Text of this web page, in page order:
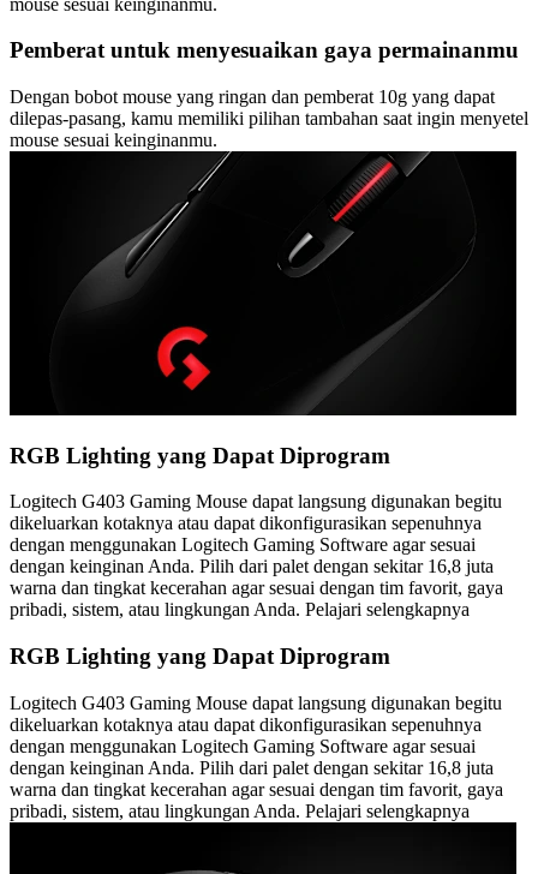
Pemberat untuk menyesuaikan gaya permainanmu
Dengan bobot mouse yang ringan dan pemberat 10g yang dapat
dilepas-pasang, kamu memiliki pilihan tambahan saat ingin menyetel
mouse sesuai keinginanmu.
RGB Lighting yang Dapat Diprogram
Logitech G403 Gaming Mouse dapat langsung digunakan begitu
dikeluarkan kotaknya atau dapat dikonfigurasikan sepenuhnya
dengan menggunakan Logitech Gaming Software agar sesuai
dengan keinginan Anda. Pilih dari palet dengan sekitar 16,8 juta
warna dan tingkat kecerahan agar sesuai dengan tim favorit, gaya
pribadi, sistem, atau lingkungan Anda. Pelajari selengkapnya
RGB Lighting yang Dapat Diprogram
Logitech G403 Gaming Mouse dapat langsung digunakan begitu
dikeluarkan kotaknya atau dapat dikonfigurasikan sepenuhnya
dengan menggunakan Logitech Gaming Software agar sesuai
dengan keinginan Anda. Pilih dari palet dengan sekitar 16,8 juta
warna dan tingkat kecerahan agar sesuai dengan tim favorit, gaya
pribadi, sistem, atau lingkungan Anda. Pelajari selengkapnya